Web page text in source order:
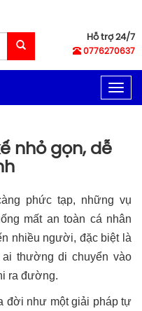
Hỗ trợ 24/7
0776270637
nhỏ gọn, dễ
phức tạp, những vụ
mất an toàn cá nhân
nhiều người, đặc biệt là
thường di chuyển vào
ra đường.
đời như một giải pháp tự